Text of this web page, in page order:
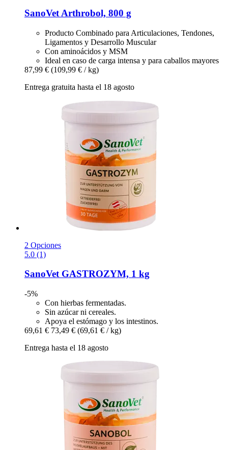
SanoVet Arthrobol, 800 g
Producto Combinado para Articulaciones, Tendones,
Ligamentos y Desarrollo Muscular
Con aminoácidos y MSM
Ideal en caso de carga intensa y para caballos mayores
87,99 € (109,99 € / kg)
Entrega gratuita hasta el 18 agosto
2 Opciones
5.0 (1)
SanoVetGASTROZYM, 1 kg
-5%
Con hierbas fermentadas.
Sin azúcar ni cereales.
Apoya el estómago y los intestinos.
69,61 € 73,49 € (69,61 € / kg)
Entrega hasta el 18 agosto